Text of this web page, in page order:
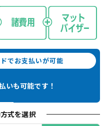
でお支払いが可能
いも可能です！
式を選択